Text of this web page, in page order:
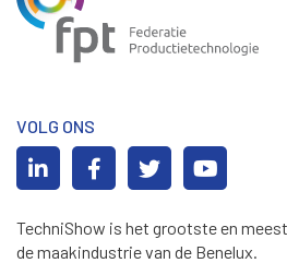
VOLG ONS
TechniShow is het grootste en
de maakindustrie van de Benelux.